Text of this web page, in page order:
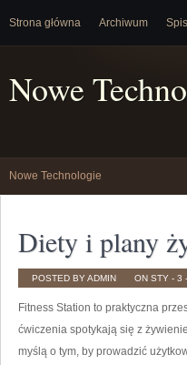
Strona główna Archiwum
Nowe
Nowe Technologie
Diety i plany
POSTED BY ADMIN ON STY - 3
Fitness Station to praktyczna
ćwiczenia spotykają się z
myślą o tym, by prowadzić